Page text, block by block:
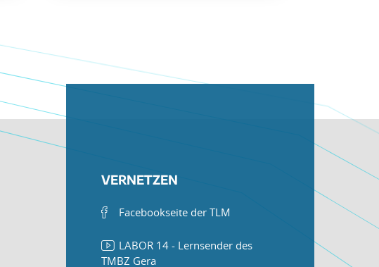
VERNETZEN
Facebookseite der TLM
LABOR 14 - Lernsender des
TMBZ Gera